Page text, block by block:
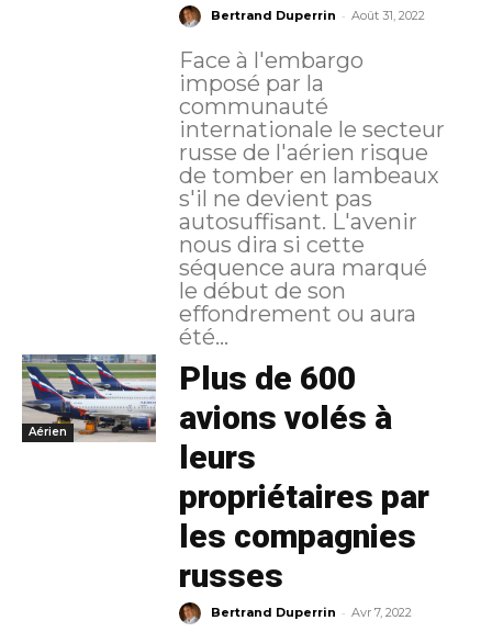
Bertrand Duperrin - Août 31, 2022
Face à l'embargo
imposé par la
communauté
internationale le secteur
russe de l'aérien risque
de tomber en lambeaux
s'il ne devient pas
autosuffisant. L'avenir
nous dira si cette
séquence aura marqué
le début de son
effondrement ou aura
été...
Aérien
Plus de 600
avions volés à
leurs
propriétaires par
les compagnies
russes
Bertrand Duperrin - Avr 7, 2022